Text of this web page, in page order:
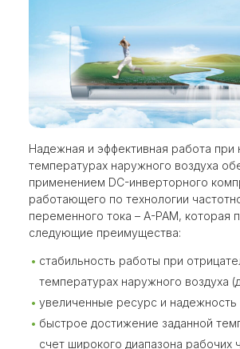
Надежная и эффективная работа при
температурах наружного воздуха
применением DC-инверторного
работающего по технологии
переменного тока – A-PAM, которая
следующие преимущества:
стабильность работы при
температурах наружного воздуха
увеличенные ресурс и
быстрое достижение заданной
счет широкого диапазона рабочих